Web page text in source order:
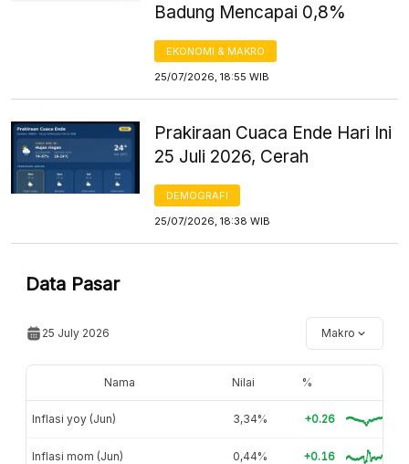
Badung Mencapai 0,8%
EKONOMI & MAKRO
25/07/2026, 18:55 WIB
Prakiraan Cuaca Ende Hari Ini
25 Juli 2026, Cerah
DEMOGRAFI
25/07/2026, 18:38 WIB
Data Pasar
25 July 2026 Makro
Nama Nilai %
Inflasi yoy (Jun) 3,34% +0.26
Inflasi mom (Jun) 0,44% +0.16